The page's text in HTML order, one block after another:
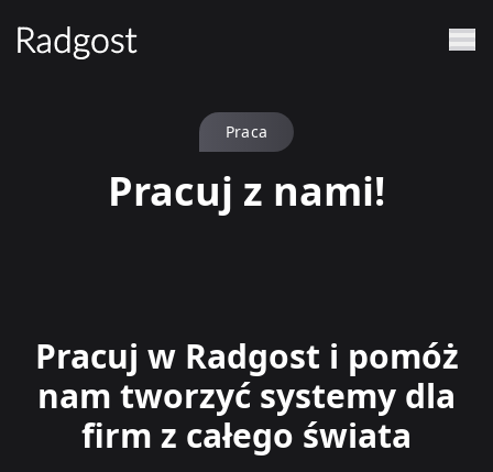
Praca
Pracuj z nami!
Pracuj w Radgost i pomóż
nam tworzyć systemy dla
firm z całego świata